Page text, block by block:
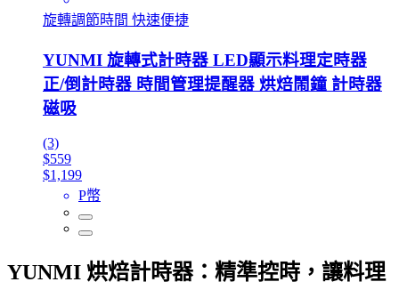
旋轉調節時間 快速便捷
YUNMI 旋轉式計時器 LED顯示料理定時器
正/倒計時器 時間管理提醒器 烘焙鬧鐘 計時器
磁吸
(3)
$559
$1,199
P幣
YUNMI 烘焙計時器：精準控時，讓料理